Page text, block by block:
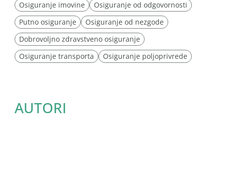
Osiguranje imovine
Osiguranje od odgovornosti
Putno osiguranje
Osiguranje od nezgode
Dobrovoljno zdravstveno osiguranje
Osiguranje transporta
Osiguranje poljoprivrede
AUTORI